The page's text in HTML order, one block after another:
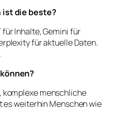
ist die beste?
für Inhalte, Gemini für
für aktuelle Daten.
komplexe menschliche
es weiterhin Menschen wie